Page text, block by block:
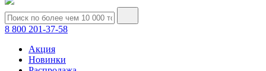
8 800 201-37-58
Акция
Новинки